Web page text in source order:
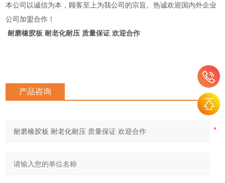
本公司以诚信为本，顾客至上为我公司的宗旨。热诚欢迎国内外企业
公司加盟合作！
耐磨橡胶板 耐老化耐压 质量保证 欢迎合作
产品咨询